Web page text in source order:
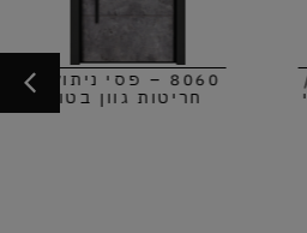
8060 – פסי ניתוק /
חריטות גוון בטון